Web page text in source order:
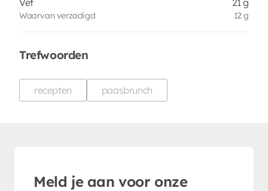
Waarvan verzadigd 12 g
Trefwoorden
recepten paasbrunch
Meld je aan voor onze